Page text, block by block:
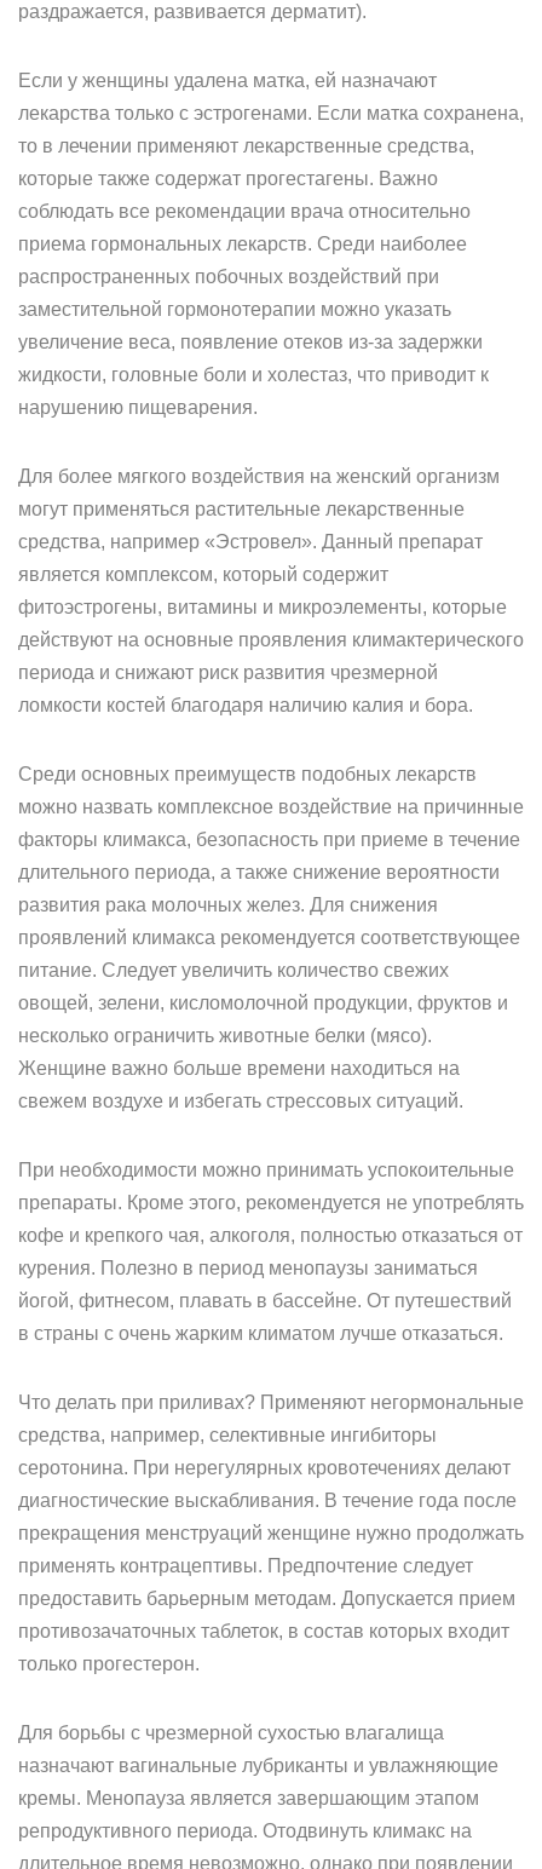
раздражается, развивается дерматит).
Если у женщины удалена матка, ей назначают
лекарства только с эстрогенами. Если матка сохранена,
то в лечении применяют лекарственные средства,
которые также содержат прогестагены. Важно
соблюдать все рекомендации врача относительно
приема гормональных лекарств. Среди наиболее
распространенных побочных воздействий при
заместительной гормонотерапии можно указать
увеличение веса, появление отеков из-за задержки
жидкости, головные боли и холестаз, что приводит к
нарушению пищеварения.
Для более мягкого воздействия на женский организм
могут применяться растительные лекарственные
средства, например «Эстровел». Данный препарат
является комплексом, который содержит
фитоэстрогены, витамины и микроэлементы, которые
действуют на основные проявления климактерического
периода и снижают риск развития чрезмерной
ломкости костей благодаря наличию калия и бора.
Среди основных преимуществ подобных лекарств
можно назвать комплексное воздействие на причинные
факторы климакса, безопасность при приеме в течение
длительного периода, а также снижение вероятности
развития рака молочных желез. Для снижения
проявлений климакса рекомендуется соответствующее
питание. Следует увеличить количество свежих
овощей, зелени, кисломолочной продукции, фруктов и
несколько ограничить животные белки (мясо).
Женщине важно больше времени находиться на
свежем воздухе и избегать стрессовых ситуаций.
При необходимости можно принимать успокоительные
препараты. Кроме этого, рекомендуется не употреблять
кофе и крепкого чая, алкоголя, полностью отказаться от
курения. Полезно в период менопаузы заниматься
йогой, фитнесом, плавать в бассейне. От путешествий
в страны с очень жарким климатом лучше отказаться.
Что делать при приливах? Применяют негормональные
средства, например, селективные ингибиторы
серотонина. При нерегулярных кровотечениях делают
диагностические выскабливания. В течение года после
прекращения менструаций женщине нужно продолжать
применять контрацептивы. Предпочтение следует
предоставить барьерным методам. Допускается прием
противозачаточных таблеток, в состав которых входит
только прогестерон.
Для борьбы с чрезмерной сухостью влагалища
назначают вагинальные лубриканты и увлажняющие
кремы. Менопауза является завершающим этапом
репродуктивного периода. Отодвинуть климакс на
длительное время невозможно, однако при появлении